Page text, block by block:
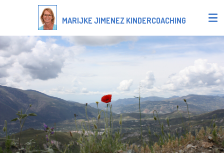
naar
de
hoofdinhoud
MARIJKE JIMENEZ KINDERCOACHING